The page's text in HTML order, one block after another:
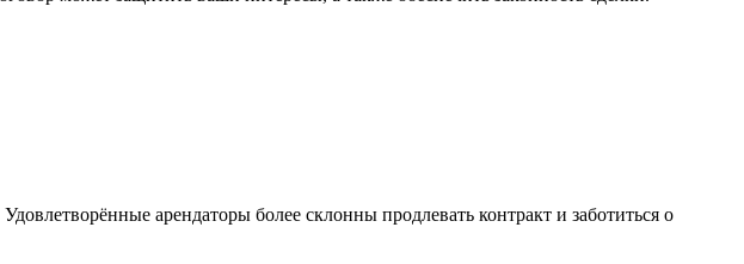
арендаторы более склонны продлевать контракт и заботиться о